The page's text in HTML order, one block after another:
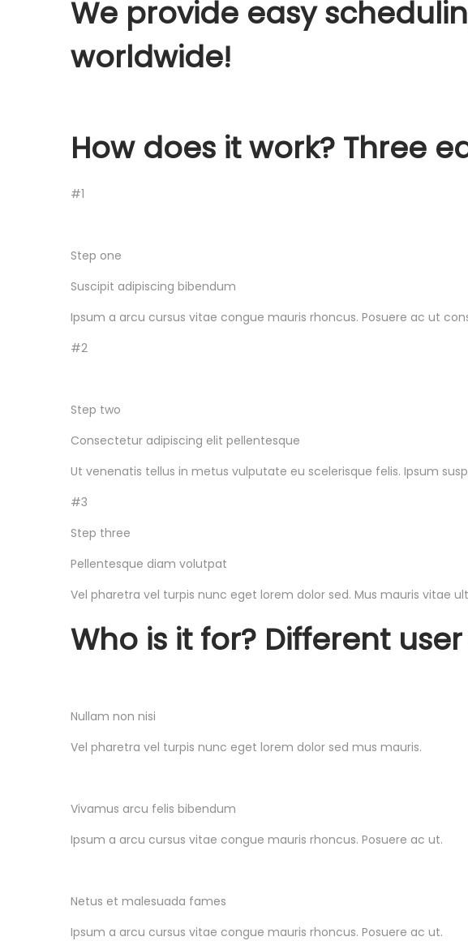
n
We provide easy
worldwide!
How does it work? Three
#1
Step one
Suscipit adipiscing bibendum
Ipsum a arcu cursus vitae congue mauris rhoncus. Posuere ac ut
#2
Step two
Consectetur adipiscing elit pellentesque
Ut venenatis tellus in metus vulputate eu scelerisque felis. Ipsum
#3
Step three
Pellentesque diam volutpat
Vel pharetra vel turpis nunc eget lorem dolor sed. Mus mauris vitae
Who is it for? Different
Nullam non nisi
Vel pharetra vel turpis nunc eget lorem dolor sed mus mauris.
Vivamus arcu felis bibendum
Ipsum a arcu cursus vitae congue mauris rhoncus. Posuere ac ut.
Netus et malesuada fames
Ipsum a arcu cursus vitae congue mauris rhoncus. Posuere ac ut.